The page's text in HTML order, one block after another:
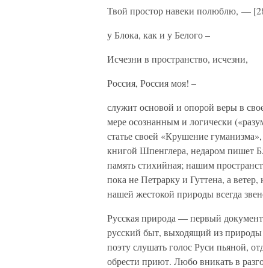
Твой простор навеки полюблю, —
у Блока, как и у Белого –
Исчезни в пространство, исчезни,
Россия, Россия моя! –
служит основой и опорой веры в
мере осознанным и логически
статье своей «Крушение
книгой Шпенглера, недаром пишет
память стихийная; нашим
пока не Петрарку и Гуттена, а
нашей жестокой природы всегда
Русская природа — первый
русский быт, выходящий из
поэту слушать голос Руси пьяной,
обрести приют. Любо вникать в